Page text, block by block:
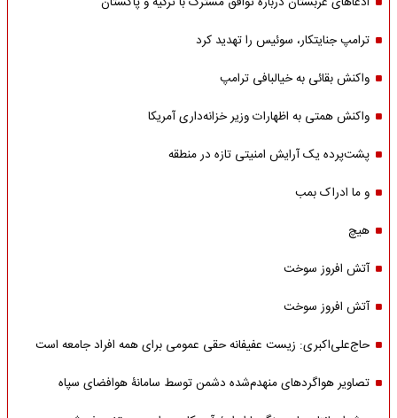
ترامپ جنایتکار، سوئیس را تهدید کرد
واکنش بقائی به خیالبافی ترامپ
واکنش همتی به اظهارات وزیر خزانه‌داری آمریکا
پشت‌پرده یک آرایش امنیتی تازه در منطقه
و ما ادراک بمب
هیچ
آتش افروز سوخت
آتش افروز سوخت
حاج‌علی‌اکبری: زیست عفیفانه حقی عمومی برای همه افراد جامعه است
تصاویر هواگردهای منهدم‌شده دشمن توسط سامانۀ هوافضای سپاه